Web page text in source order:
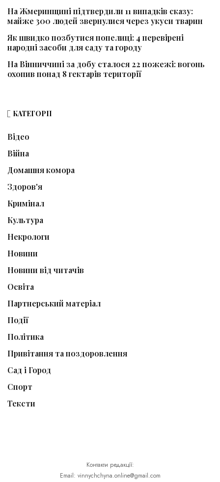
На Жмеринщині підтвердили 11 випадків сказу:
майже 300 людей звернулися через укуси тварин
Як швидко позбутися попелиці: 4 перевірені
народні засоби для саду та городу
На Вінниччині за добу сталося 22 пожежі: вогонь
охопив понад 8 гектарів території
КАТЕГОРІЇ
Відео
Війна
Домашня комора
Здоров'я
Кримінал
Культура
Некрологи
Новини
Новини від читачів
Освіта
Партнерський матеріал
Події
Політика
Привітання та поздоровлення
Сад і Город
Спорт
Тексти
Контакти редакції:
Email: vinnychchyna.online@gmail.com